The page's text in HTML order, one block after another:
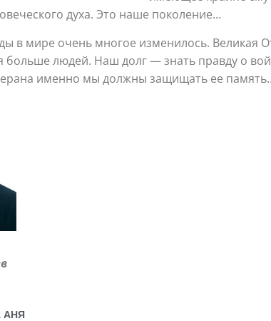
духа. Это наше поколение…
в мире очень многое изменилось. Великая
больше людей. Наш долг — знать правду о
именно мы должны защищать ее
АНЯ